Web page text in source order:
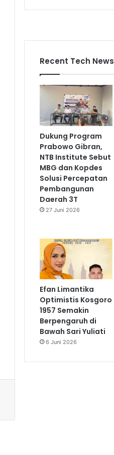
Recent Tech News
Dukung Program
Prabowo Gibran,
NTB Institute Sebut
MBG dan Kopdes
Solusi Percepatan
Pembangunan
Daerah 3T
27 Juni 2026
Efan Limantika
Optimistis Kosgoro
1957 Semakin
Berpengaruh di
Bawah Sari Yuliati
6 Juni 2026